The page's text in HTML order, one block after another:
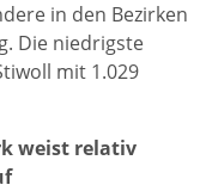
in den Bezirken
Die niedrigste
mit 1.029
weist relativ